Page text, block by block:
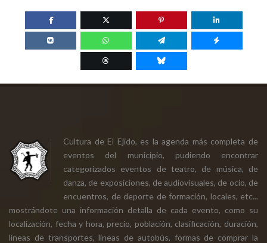
Cultura de El Ejido, es la agenda más completa de
eventos del municipio, pudiendo encontrar
categorizados eventos de teatro, de música, de
danza, de exposiciones, de audiovisuales, de ocio, de
encuentros, de deporte de formación, locales, etc...
mostrándote una información detalla de cada evento, como su
localización, fecha y hora, precio, población, clasificación, duración,
líneas de transportes, líneas de autobús, formas de comprar la